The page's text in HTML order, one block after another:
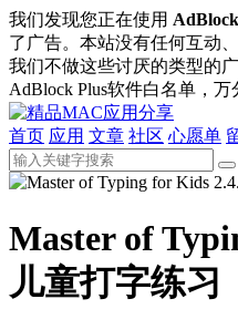
我们发现您正在使用
了广告。本站没有任何互动
我们不做这些讨厌的类型的
AdBlock Plus软件白名单，万
首页 应用 文章 社区 心愿单
Master of
儿童打字练习